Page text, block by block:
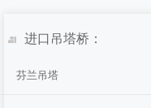
进口吊塔桥：
芬兰吊塔